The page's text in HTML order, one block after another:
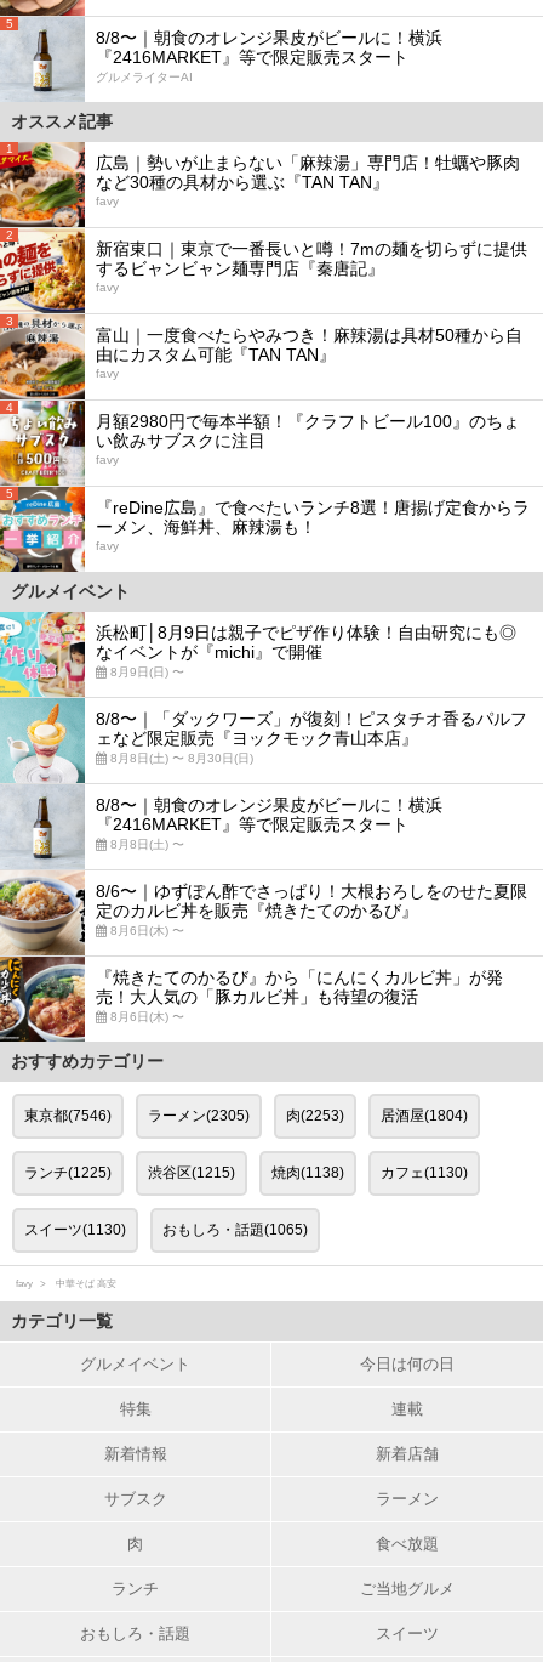
5
8/8〜｜朝食のオレンジ果皮がビールに！横浜
『2416MARKET』等で限定販売スタート
グルメライターAI
オススメ記事
1
広島｜勢いが止まらない「麻辣湯」専門店！牡蠣や豚肉
など30種の具材から選ぶ『TAN TAN』
favy
2
新宿東口｜東京で一番長いと噂！7mの麺を切らずに提供
するビャンビャン麺専門店『秦唐記』
favy
3
富山｜一度食べたらやみつき！麻辣湯は具材50種から自
由にカスタム可能『TAN TAN』
favy
4
月額2980円で毎本半額！『クラフトビール100』のちょ
い飲みサブスクに注目
favy
5
『reDine広島』で食べたいランチ8選！唐揚げ定食からラ
ーメン、海鮮丼、麻辣湯も！
favy
グルメイベント
浜松町│8月9日は親子でピザ作り体験！自由研究にも◎
なイベントが『michi』で開催
8月9日(日) 〜
8/8〜｜「ダックワーズ」が復刻！ピスタチオ香るパルフ
ェなど限定販売『ヨックモック青山本店』
8月8日(土) 〜 8月30日(日)
8/8〜｜朝食のオレンジ果皮がビールに！横浜
『2416MARKET』等で限定販売スタート
8月8日(土) 〜
8/6〜｜ゆずぽん酢でさっぱり！大根おろしをのせた夏限
定のカルビ丼を販売『焼きたてのかるび』
8月6日(木) 〜
『焼きたてのかるび』から「にんにくカルビ丼」が発
売！大人気の「豚カルビ丼」も待望の復活
8月6日(木) 〜
おすすめカテゴリー
東京都(7546) ラーメン(2305) 肉(2253) 居酒屋(1804)
ランチ(1225) 渋谷区(1215) 焼肉(1138) カフェ(1130)
スイーツ(1130) おもしろ・話題(1065)
favy 中華そば 高安
カテゴリ一覧
グルメイベント 今日は何の日
特集 連載
新着情報 新着店舗
サブスク ラーメン
肉 食べ放題
ランチ ご当地グルメ
おもしろ・話題 スイーツ